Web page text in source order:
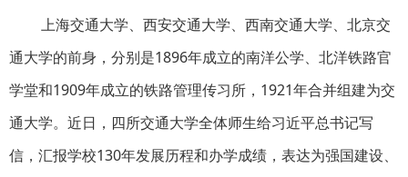
上海交通大学、西安交通大学、西南交通大学、北京交
通大学的前身，分别是1896年成立的南洋公学、北洋铁路官
学堂和1909年成立的铁路管理传习所，1921年合并组建为交
通大学。近日，四所交通大学全体师生给习近平总书记写
信，汇报学校130年发展历程和办学成绩，表达为强国建设、